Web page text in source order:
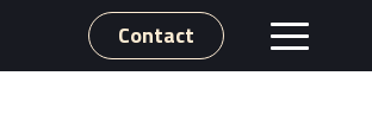
Contact